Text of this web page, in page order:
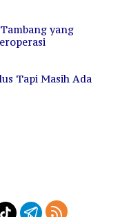
yang
Tapi Masih Ada